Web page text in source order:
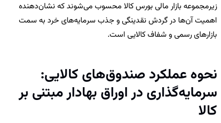
زیرمجموعه بازار مالی بورس کالا محسوب می‌شوند که نشان‌دهنده
اهمیت آن‌ها در گردش نقدینگی و جذب سرمایه‌های خرد به سمت
بازارهای رسمی و شفاف کالایی است.
نحوه عملکرد صندوق‌های کالایی:
سرمایه‌گذاری در اوراق بهادار مبتنی بر
کالا